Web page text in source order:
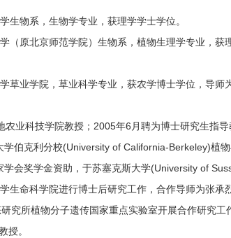
生物系，生物学专业，获理学学士学位。
（原北京师范学院）生物系，植物生理学专业，获
草业学院，草业科学专业，获农学博士学位，导师
业科技学院教授；2005年6月聘为博士研究生指导
伯克利分校(University of California-Berkeley)植物
会奖学金资助，于苏塞克斯大学(University of
生命科学院进行博士后研究工作，合作导师为张
究所植物分子遗传国家重点实验室开展合作研究工
授。